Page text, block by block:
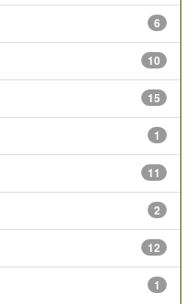
6
10
15
1
11
2
12
1